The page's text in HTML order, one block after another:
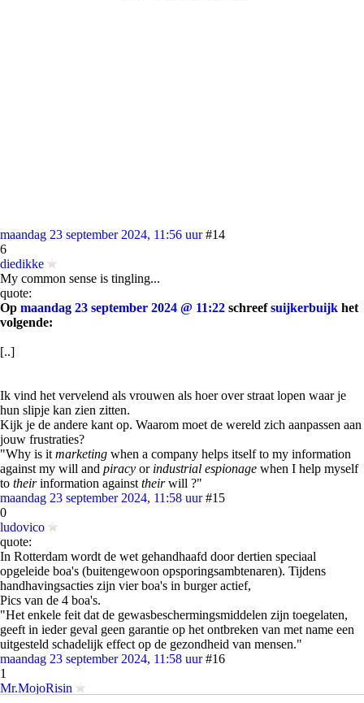
maandag 23 september 2024, 11:56 uur #14
6
diedikke
My common sense is tingling...
quote:
Op maandag 23 september 2024 @ 11:22 schreefsuijkerbuijk het
volgende:
[..]
Ik vind het vervelend als vrouwen als hoer over straat lopen waar je
hun slipje kan zien zitten.
Kijk je de andere kant op. Waarom moet de wereld zich aanpassen aan
jouw frustraties?
"Why is it marketing when a company helps itself to my information
against my will and piracy or industrial espionage when I help myself
to theirinformation against theirwill ?"
maandag 23 september 2024, 11:58 uur #15
0
ludovico
quote:
In Rotterdam wordt de wet gehandhaafd door dertien speciaal
opgeleide boa's (buitengewoon opsporingsambtenaren). Tijdens
handhavingsacties zijn vier boa's in burger actief,
Pics van de 4 boa's.
"Het enkele feit dat de gewasbeschermingsmiddelen zijn toegelaten,
geeft in ieder geval geen garantie op het ontbreken van met name een
uitgesteld schadelijk effect op de gezondheid van mensen."
maandag 23 september 2024, 11:58 uur #16
1
Mr.MojoRisin